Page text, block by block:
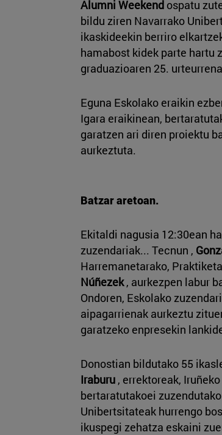
Alumni Weekend ospatu
bildu ziren Navarrako
ikaskideekin berriro
hamabost kidek parte hartu
graduazioaren 25.
Eguna Eskolako eraikin
Igara eraikinean,
garatzen ari diren proiektu
aurkeztuta.
Batzar aretoan.
Ekitaldi nagusia 12:30ean
zuzendariak... Tecnun ,
Harremanetarako,
Núñezek, aurkezpen labur
Ondoren, Eskolako zuzendari
aipagarrienak aurkeztu
garatzeko enpresekin
Donostian bildutako 55
Iraburu , errektoreak,
bertaratutakoei
Unibertsitateak hurrengo
ikuspegi zehatza eskaini